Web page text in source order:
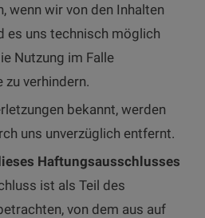
wenn wir von den Inhalten
es uns technisch möglich
Nutzung im Falle
verhindern.
bekannt, werden
uns unverzüglich entfernt.
Haftungsausschlusses
ist als Teil des
von dem aus auf